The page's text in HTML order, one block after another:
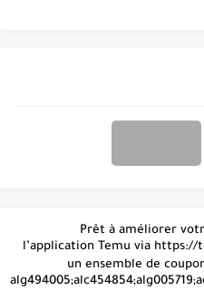
👋 Prêt à améliorer
l’application Temu via
un ensemble de